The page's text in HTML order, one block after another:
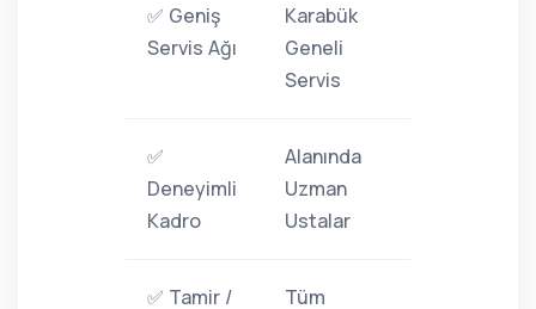
✅ Geniş
Servis Ağı
Karabük
Geneli
Servis
✅
Deneyimli
Kadro
Alanında
Uzman
Ustalar
✅ Tamir /
Tüm